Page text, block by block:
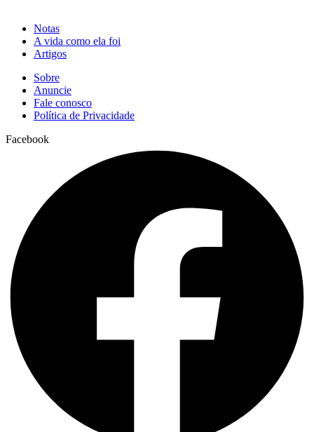
Notas
A vida como ela foi
Artigos
Sobre
Anuncie
Fale conosco
Política de Privacidade
Facebook